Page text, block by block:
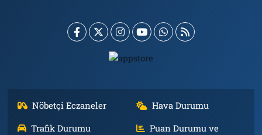
Nöbetçi Eczaneler
Hava Durumu
Trafik Durumu
Puan Durumu ve